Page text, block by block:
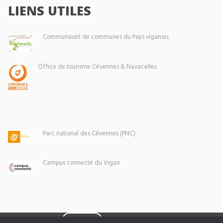
LIENS UTILES
Communauté de communes du Pays viganais
Office de tourisme Cévennes & Navacelles
Parc national des Cévennes (PNC)
Campus connecté du Vigan